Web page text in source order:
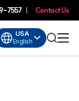
7557 Contact Us
USA
English